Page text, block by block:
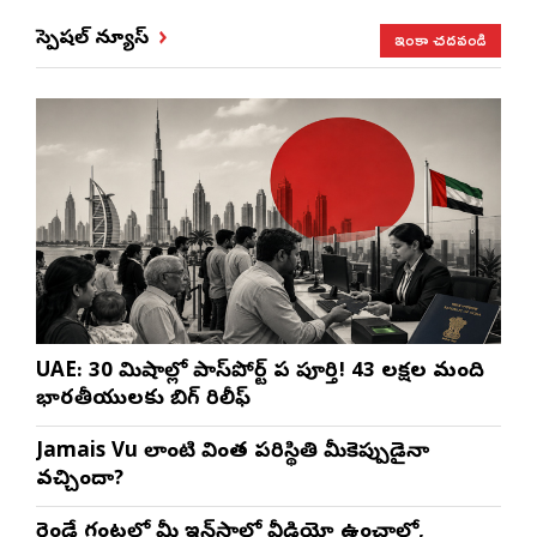
స్పెషల్ న్యూస్ ఇంకా చదవండి
UAE: 30 నిమిషాల్లో పాస్‌పోర్ట్ పని పూర్తి! 43 లక్షల మంది
భారతీయులకు బిగ్ రిలీఫ్
Jamais Vu లాంటి వింత పరిస్థితి మీకెప్పుడైనా
వచ్చిందా?